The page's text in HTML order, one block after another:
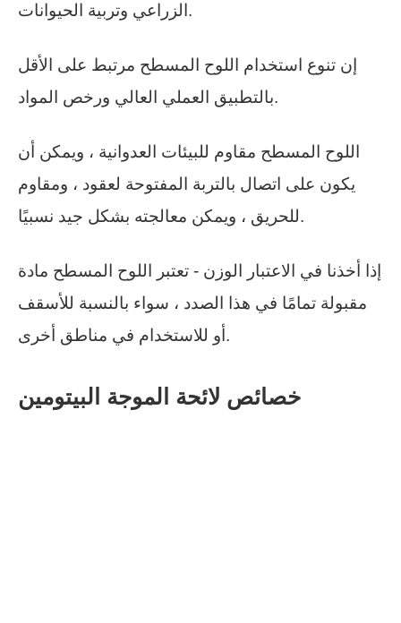
الزراعي وتربية الحيوانات.
إن تنوع استخدام اللوح المسطح مرتبط على الأقل
بالتطبيق العملي العالي ورخص المواد.
اللوح المسطح مقاوم للبيئات العدوانية ، ويمكن أن
يكون على اتصال بالتربة المفتوحة لعقود ، ومقاوم
للحريق ، ويمكن معالجته بشكل جيد نسبيًا.
إذا أخذنا في الاعتبار الوزن - تعتبر اللوح المسطح مادة
مقبولة تمامًا في هذا الصدد ، سواء بالنسبة للأسقف
أو للاستخدام في مناطق أخرى.
خصائص لائحة الموجة البيتومين